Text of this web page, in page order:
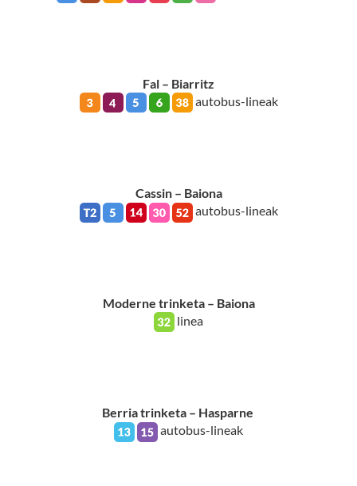
Fal – Biarritz
autobus-lineak
Cassin – Baiona
autobus-lineak
Moderne trinketa – Baiona
linea
Berria trinketa – Hasparne
autobus-lineak